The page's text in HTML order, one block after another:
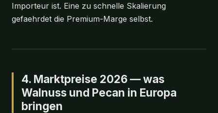
Importeur ist. Eine zu schnelle Skalierung
gefaehrdet die Premium-Marge selbst.
4. Marktpreise 2026 — was
Walnuss und Pecan in Europa
bringen